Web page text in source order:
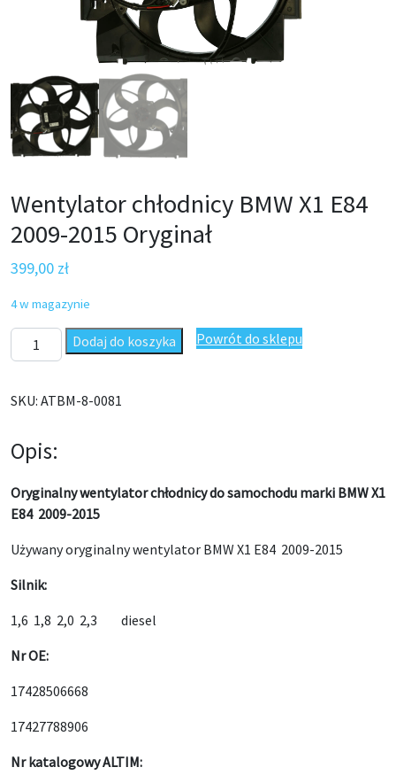
Wentylator chłodnicy BMW X1 E84
2009-2015 Oryginał
399,00 zł
4 w magazynie
ilość Wentylator chłodnicy BMW X1 E84 2009-2015 Oryginał
Dodaj do koszyka Powrót do sklepu
SKU: ATBM-8-0081
Opis:
Oryginalny wentylator chłodnicy do samochodu marki BMW X1
E84 2009-2015
Używany oryginalny wentylator BMW X1 E84 2009-2015
Silnik:
1,6 1,8 2,0 2,3 diesel
Nr OE:
17428506668
17427788906
Nr katalogowy ALTIM: